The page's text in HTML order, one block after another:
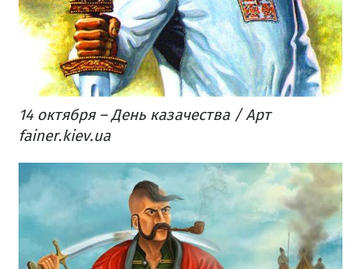
14 октября – День казачества / Арт
fainer.kiev.ua